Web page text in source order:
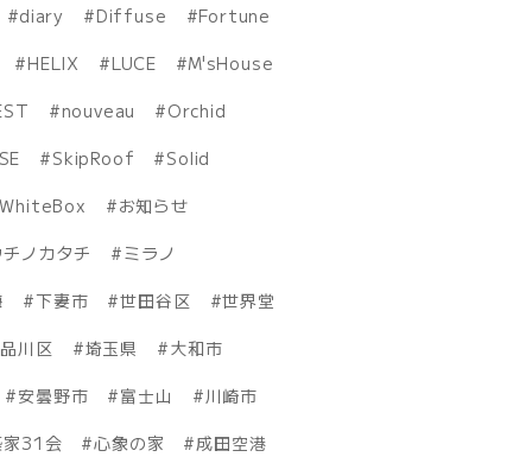
diary
Diffuse
Fortune
HELIX
LUCE
M'sHouse
nouveau
Orchid
SkipRoof
Solid
WhiteBox
お知らせ
ノカタチ
ミラノ
下妻市 世田谷区
世界堂
品川区
埼玉県
大和市
安曇野市
富士山
川崎市
家31会
心象の家
成田空港